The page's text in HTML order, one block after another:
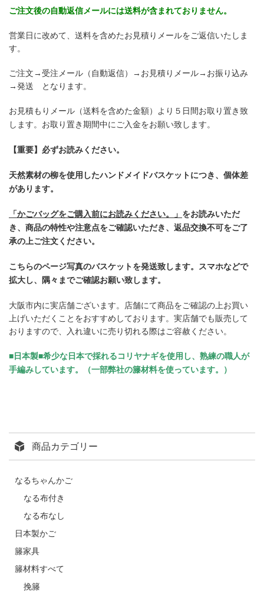
ご注文後の自動返信メールには送料が含まれておりません。
営業日に改めて、送料を含めたお見積りメールをご返信いたしま
す。
ご注文→受注メール（自動返信）→お見積りメール→お振り込み
→発送 となります。
お見積もりメール（送料を含めた金額）より５日間お取り置き致
します。お取り置き期間中にご入金をお願い致します。
【重要】必ずお読みください。
天然素材の柳を使用したハンドメイドバスケットにつき、個体差
があります。
「かごバッグをご購入前にお読みください。」 をお読みいただ
き、商品の特性や注意点をご確認いただき、返品交換不可をご了
承の上ご注文ください。
こちらのページ写真のバスケットを発送致します。スマホなどで
拡大し、隅々までご確認お願い致します。
大阪市内に実店舗ございます。店舗にて商品をご確認の上お買い
上げいただくことをおすすめしております。実店舗でも販売して
おりますので、入れ違いに売り切れる際はご容赦ください。
■日本製■希少な日本で採れるコリヤナギを使用し、熟練の職人が
手編みしています。（一部弊社の籐材料を使っています。）
商品カテゴリー
なるちゃんかご
なる布付き
なる布なし
日本製かご
籐家具
籐材料すべて
挽籐